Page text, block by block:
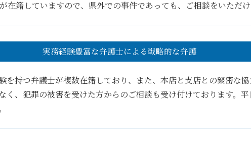
籍していますので、県外での事件であっても、ご相談をいただけ
実務経験豊富な弁護士による戦略的な弁護
持つ弁護士が複数在籍しており、また、本店と支店との緊密な協
く、犯罪の被害を受けた方からのご相談も受け付けております。